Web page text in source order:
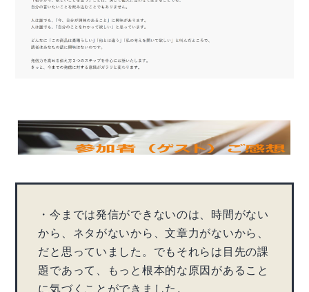
・今までは発信ができないのは、時間がない
から、ネタがないから、文章力がないから、
だと思っていました。でもそれらは目先の課
題であって、もっと根本的な原因があること
に気づくことができました。